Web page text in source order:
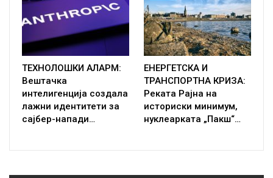
ТЕХНОЛОШКИ АЛАРМ:
Вештачка
интелигенција создала
лажни идентитети за
сајбер-напади…
ЕНЕРГЕТСКА И
ТРАНСПОРТНА КРИЗА:
Реката Рајна на
историски минимум,
нуклеарката „Пакш“…